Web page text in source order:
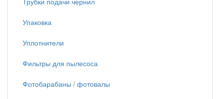
Упаковка
Уплотнители
Фильтры для пылесоса
Фотобарабаны / фотовалы